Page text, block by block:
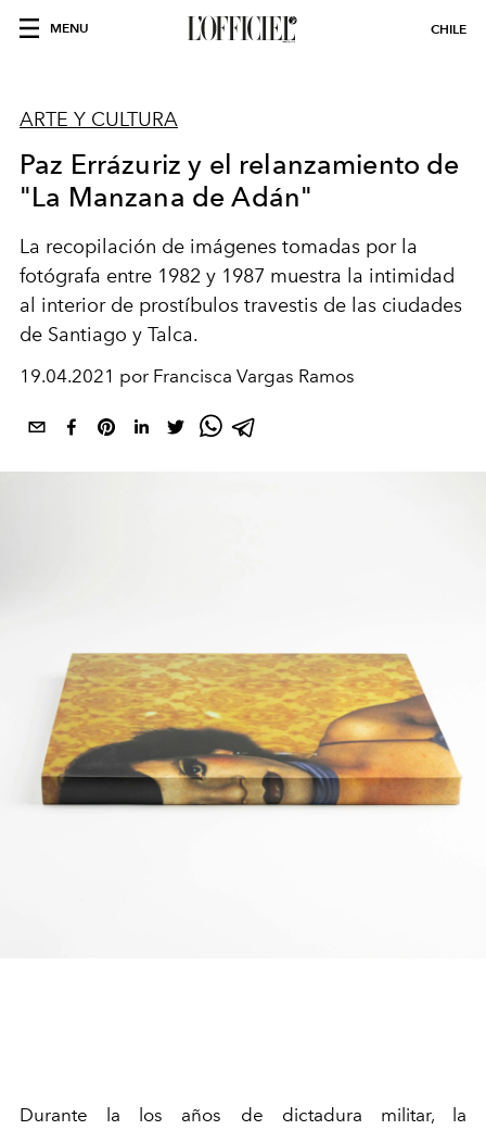
MENU CHILE
ARTE Y CULTURA
Paz Errázuriz y el relanzamiento de
"La Manzana de Adán"
La recopilación de imágenes tomadas por la
fotógrafa entre 1982 y 1987 muestra la intimidad
al interior de prostíbulos travestis de las ciudades
de Santiago y Talca.
19.04.2021 por Francisca Vargas Ramos
Durante la los años de dictadura militar, la